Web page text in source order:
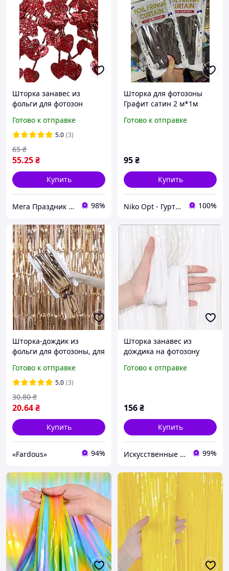
Шторка занавес из
фольги для фотозон
звездочками 1х2 метра
Готово к отправке
5.0 (3)
55.25₴
65 ₴
Купить
Мега Праздник – магазин аксессуаров для праздника и все для оформления воздушными шарами ОПТ. 98%
Шторка для фотозоны
Графит сатин 2 м*1м
Готово к отправке
95₴
Купить
Niko Opt - Гуртовий постачальник упаковки та одноразової продукції 100%
Шторка-дождик из
фольги для фотозоны, для
Золотая
Готово к отправке
5.0 (3)
20.64₴
30.80 ₴
Купить
«Fardous» 94%
Шторка занавес из
дождика на фотозону
Готово к отправке
156₴
Купить
Искусственные цветы и товары для декора - Perlyna-dekoru.com.ua 99%